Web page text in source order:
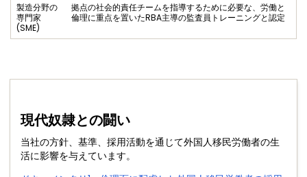
製造分野の
専門家
(SME)
拠点の社会的責任チームを指導するために必要な、労働と
倫理に重点を置いたRBA主導の監査員トレーニングと認定
現代奴隷との闘い
当社の方針、基準、採用活動を通じて外国人移民労働者の生
活に影響を与えています。